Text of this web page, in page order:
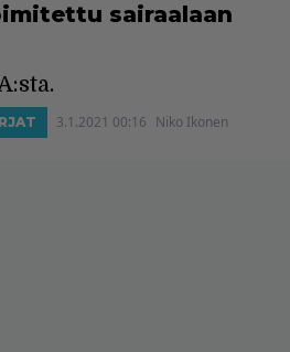
sairaalaan
3.1.2021 00:16 Niko Ikonen